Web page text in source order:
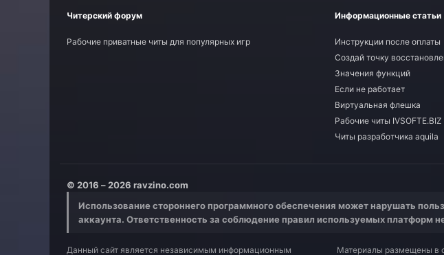
Читерский форум
Рабочие приватные читы для популярных игр
Информационные статьи
Инструкции после оплаты
Создай точку
Значения функций
Если не работает
Виртуальная флешка
Рабочие читы IVSOFTE.BIZ
Читы разработчика aquila
© 2016 – 2026 ravzino.com
Использование стороннего программного обеспечения может нарушать
аккаунта. Ответственность за соблюдение правил используемых платформ
Данный сайт является независимым информационным Материалы размещены в